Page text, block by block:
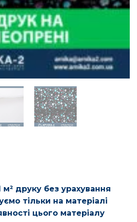
м² друку без урахування
тільки на матеріалі
цього матеріалу